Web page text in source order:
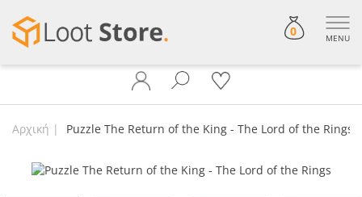
0 MENU
Αρχική Puzzle The Return of the King - The Lord of the Rings